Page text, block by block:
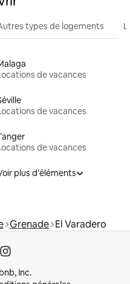
types de logements
de vacances
de vacances
de vacances
plus d'éléments
Grenade El Varadero
Inc.